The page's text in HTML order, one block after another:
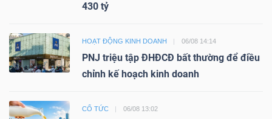
430 tỷ
HOẠT ĐỘNG KINH DOANH 06/08 14:14
PNJ triệu tập ĐHĐCĐ bất thường để điều
chỉnh kế hoạch kinh doanh
CỔ TỨC 06/08 13:02